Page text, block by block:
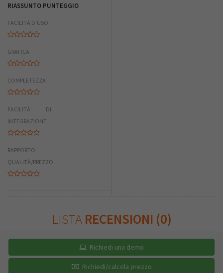
RIASSUNTO PUNTEGGIO
FACILITÀ D'USO
GRAFICA
COMPLETEZZA
FACILITÀ DI
INTEGRAZIONE
RAPPORTO
QUALITÀ/PREZZO
LISTA RECENSIONI (0)
Richiedi una demo
Richiedi/calcola prezzo